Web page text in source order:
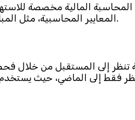
المحاسبة المالية مخصصة
المعايير المحاسبية، مثل المبادئ العامة والالتزامات والإيرادات وحقوق الملكية وما إلى ذلك.
تنظر إلى المستقبل من خلال